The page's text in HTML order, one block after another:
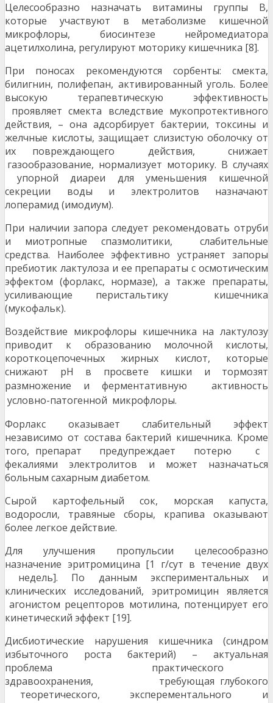
Целесообразно назначать витамины группы В,
которые участвуют в метаболизме кишечной
микрофлоры, биосинтезе нейромедиатора
ацетилхолина, регулируют моторику кишечника [8].
При поносах рекомендуются сорбенты: смекта,
билигнин, полифепан, активированный уголь. Более
высокую терапевтическую эффективность
проявляет смекта вследствие мукопротективного
действия, – она адсорбирует бактерии, токсины и
желчные кислоты, защищает слизистую оболочку от
их повреждающего действия, снижает
газообразование, нормализует моторику. В случаях
упорной диареи для уменьшения кишечной
секреции воды и электролитов назначают
лоперамид (имодиум).
При наличии запора следует рекомендовать отруби
и миотропные спазмолитики, слабительные
средства. Наиболее эффективно устраняет запоры
пребиотик лактулоза и ее препараты с осмотическим
эффектом (форлакс, нормазе), а также препараты,
усиливающие перистальтику кишечника
(мукофальк).
Воздействие микрофлоры кишечника на лактулозу
приводит к образованию молочной кислоты,
короткоцепочечных жирных кислот, которые
снижают рН в просвете кишки и тормозят
размножение и ферментативную активность
условно-патогенной микрофлоры.
Форлакс оказывает слабительный эффект
независимо от состава бактерий кишечника. Кроме
того, препарат предупреждает потерю с
фекалиями электролитов и может назначаться
больным сахарным диабетом.
Сырой картофельный сок, морская капуста,
водоросли, травяные сборы, крапива оказывают
более легкое действие.
Для улучшения пропульсии целесообразно
назначение эритромицина [1 г/сут в течение двух
недель]. По данным экспериментальных и
клинических исследований, эритромицин является
агонистом рецепторов мотилина, потенцирует его
кинетический эффект [19].
Дисбиотические нарушения кишечника (синдром
избыточного роста бактерий) – актуальная
проблема практического
здравоохранения, требующая глубокого
теоретического, эксперементального и